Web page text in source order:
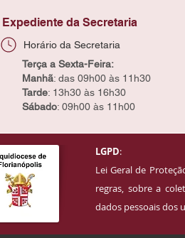
Expediente da Secretaria
Horário da Secretaria
Terça a Sexta-Feira:
Manhã: das 09h00 às 11h30
Tarde: 13h30 às 16h30
Sábado: 09h00 às 11h00
LGPD:
Lei Geral de
regras, sobre a
dados pessoais dos